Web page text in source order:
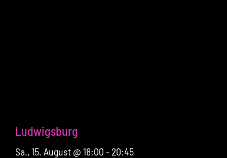
Ludwigsburg
Sa., 15. August @ 18:00 - 20:45